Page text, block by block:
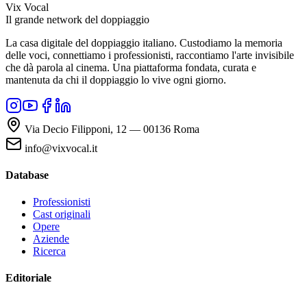
Vix Vocal
Il grande network del doppiaggio
La casa digitale del doppiaggio italiano. Custodiamo la memoria
delle voci, connettiamo i professionisti, raccontiamo l'arte invisibile
che dà parola al cinema. Una piattaforma fondata, curata e
mantenuta da chi il doppiaggio lo vive ogni giorno.
Via Decio Filipponi, 12 — 00136 Roma
info@vixvocal.it
Database
Professionisti
Cast originali
Opere
Aziende
Ricerca
Editoriale